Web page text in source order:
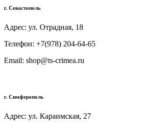
г. Севастополь
Адрес: ул. Отрадная, 18
Телефон: +7(978) 204-64-65
Email: shop@ts-crimea.ru
г. Симферополь
Адрес: ул. Караимская, 27